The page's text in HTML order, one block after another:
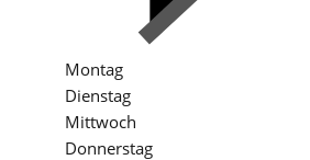
Montag
Dienstag
Mittwoch
Donnerstag